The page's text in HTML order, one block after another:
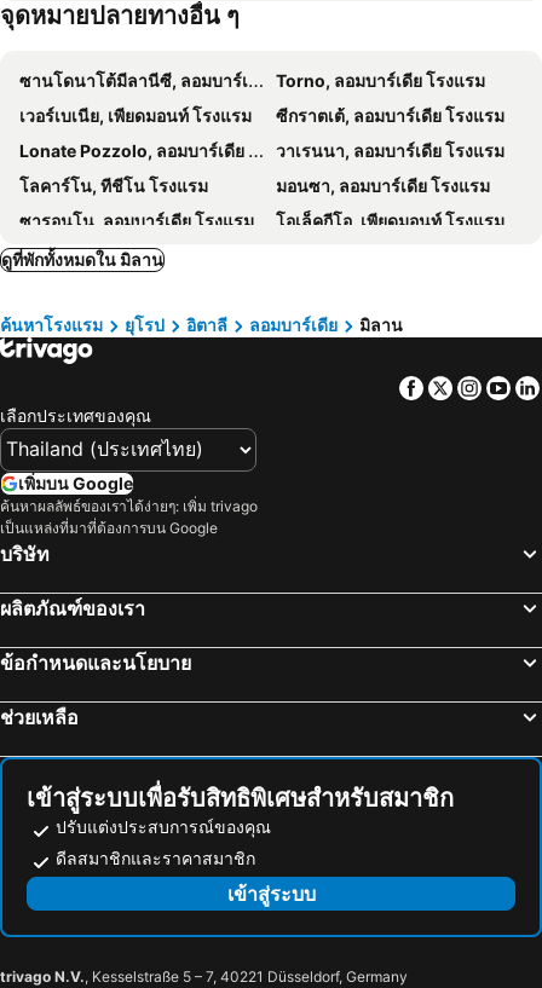
The Street Milano Duomo
Hotel Vittoria
โรงแรมปรินชิเป ดิ ซาโวยา
โรงแรมแชร์โว มิลาโน
Hotel Piacenza
สตาร์โฮเทลส์ บิซิเนสพาเลซ
Savona 18 Suites
Hotel Central Station
Hotel Bolzano
โรงแรมเดอะเบสต์
โรงแรมอิเดอาเล
Ornato Dependance
Porto di Mare Metro Station
Marne
Gioia Metro Station
Famagosta Metro Station
Udine Metro Station
San Sigismondo
จุดหมายปลายทางอื่น ๆ
ซานโดนาโต้มีลานีซี, ลอมบาร์เดีย โรงแรม
Torno, ลอมบาร์เดีย โรงแรม
เวอร์เบเนีย, เพียดมอนท์ โรงแรม
ซีกราตเต้, ลอมบาร์เดีย โรงแรม
Lonate Pozzolo, ลอมบาร์เดีย โรงแรม
วาเรนนา, ลอมบาร์เดีย โรงแรม
โลคาร์โน, ทีชีโน โรงแรม
มอนซา, ลอมบาร์เดีย โรงแรม
ซารอนโน, ลอมบาร์เดีย โรงแรม
โอเล็คกีโอ, เพียดมอนท์ โรงแรม
Pombia, เพียดมอนท์ โรงแรม
สเตรซา, เพียดมอนท์ โรงแรม
บาร์เวโน่, เพียดมอนท์ โรงแรม
Maccagno, ลอมบาร์เดีย โรงแรม
เบรสชา, ลอมบาร์เดีย โรงแรม
เวโรนา, เวเนโต โรงแรม
โคโม, ลอมบาร์เดีย โรงแรม
รีวา เดล การ์ดา, เทรนทรีโน ซูสทีรอล โรงแรม
ลูกาโน, ทีชีโน โรงแรม
เวนิซ, เวเนโต โรงแรม
เตรนโต้, เทรนทรีโน ซูสทีรอล โรงแรม
ดูที่พักทั้งหมดใน มิลาน
ค้นหาโรงแรม ยุโรป อิตาลี ลอมบาร์เดีย มิลาน
Facebook
Twitter
เลือกประเทศของคุณ
เพิ่มบน Google
ค้นหาผลลัพธ์ของเราได้ง่ายๆ: เพิ่ม trivago
เป็นแหล่งที่มาที่ต้องการบน Google
บริษัท
ผลิตภัณฑ์ของเรา
ข้อกำหนดและนโยบาย
ช่วยเหลือ
เข้าสู่ระบบเพื่อรับสิทธิพิเศษสำหรับสมาชิก
ปรับแต่งประสบการณ์ของคุณ
ดีลสมาชิกและราคาสมาชิก
เข้าสู่ระบบ
trivago N.V., Kesselstraße 5 – 7, 40221 Düsseldorf, Germany